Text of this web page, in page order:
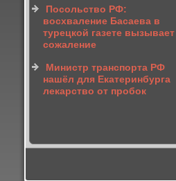
Посольство РФ:
восхваление Басаева в
турецкой газете вызывает
сожаление
Министр транспорта РФ
нашёл для Екатеринбурга
лекарство от пробок